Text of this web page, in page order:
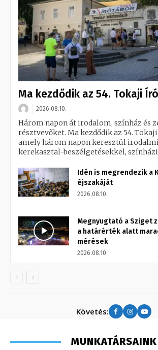
Ma kezdődik az 54. Tokaji
2026.08.10.
Három napon át irodalom, színház és
résztvevőket. Ma kezdődik az 54.
amely három napon keresztül
kerekasztal-beszélgetésekkel,
Idén is megrendezik a
éjszakáját
2026.08.10.
Megnyugtató a Sziget
a határérték alatt
mérések
2026.08.10.
Követés:
MUNKATÁRSAINK